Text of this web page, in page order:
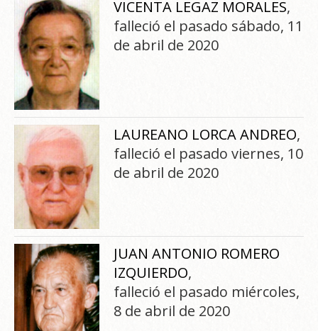
VICENTA LEGAZ MORALES,
falleció el pasado sábado, 11
de abril de 2020
LAUREANO LORCA ANDREO,
falleció el pasado viernes, 10
de abril de 2020
JUAN ANTONIO ROMERO
IZQUIERDO,
falleció el pasado miércoles,
8 de abril de 2020